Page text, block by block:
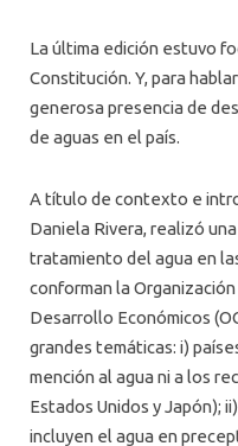
La última edición estuvo
Constitución. Y, para
generosa presencia de
de aguas en el país.
A título de contexto e
Daniela Rivera, realizó
tratamiento del agua en
conforman la
Desarrollo Económicos
grandes temáticas: i)
mención al agua ni a los
Estados Unidos y Japón);
incluyen el agua en